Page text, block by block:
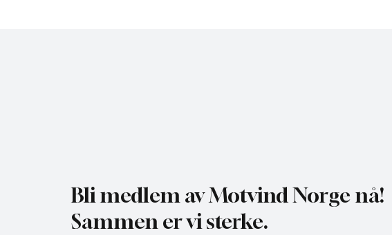
Bli medlem av Motvind Norge nå!
Sammen er vi sterke.